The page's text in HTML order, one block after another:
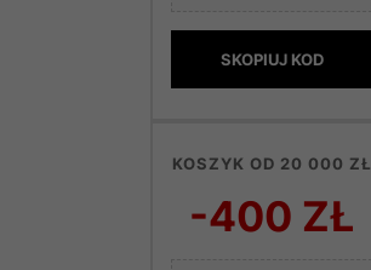
SKOPIUJ KOD
KOSZYK OD 20 000 ZŁ
-400 ZŁ